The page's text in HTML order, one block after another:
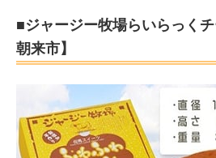
■ジャージー牧場らいらっく
朝来市】